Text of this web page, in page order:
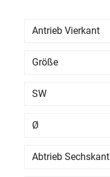
Antrieb Vierkant
Größe
SW
Ø
Abtrieb Sechskant